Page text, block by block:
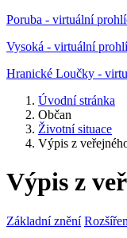
Poruba - virtuální
Vysoká - virtuální
Hranické Loučky -
Úvodní stránka
Občan
Životní situace
Výpis z
Výpis z
Základní znění